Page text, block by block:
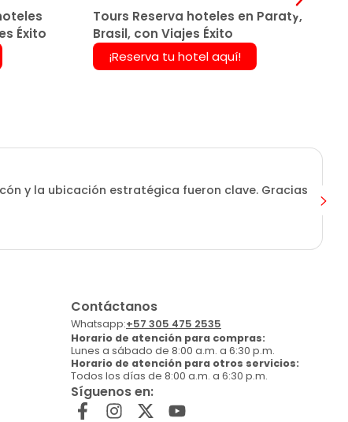
Éxito
Tours Reserva hoteles en Paraty,
Brasil, con Viajes Éxito
¡Reserva tu hotel aquí!
y la ubicación estratégica fueron clave. Gracias
Contáctanos
Whatsapp:+57 305 475 2535
Horario de atención para compras:
Lunes a sábado de 8:00 a.m. a 6:30 p.m.
Horario de atención para otros servicios:
Todos los días de 8:00 a.m. a 6:30 p.m.
Síguenos en: